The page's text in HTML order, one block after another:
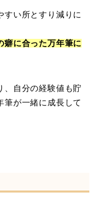
すい所とすり減りに
癖に合った万年筆に
、自分の経験値も貯
筆が一緒に成長して